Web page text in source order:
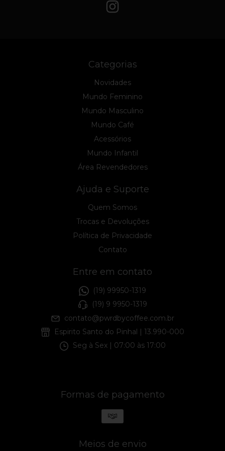
Categorias
Novidades
Mundo Feminino
Mundo Masculino
Mundo Café
Acessórios
Mundo Infantil
Área Revendedores
Ajuda e Suporte
Quem Somos
Trocas e Devoluções
Política de Privacidade
Contato
Entre em contato
(19) 99950-1319
(19) 9 9950-1319
contato@pwrdbycoffee.com.br
Espirito Santo do Pinhal | 13.990-000
Seg à Sex | 07:00 às 17:00
Formas de pagamento
Meios de envio